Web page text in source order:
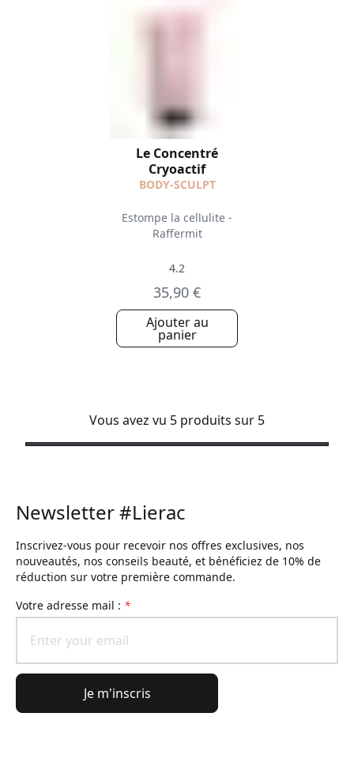
Le Concentré
Cryoactif
BODY-SCULPT
Estompe la cellulite -
Raffermit
4.2
35,90 €
Ajouter au
panier
Vous avez vu 5 produits sur 5
Newsletter #Lierac
Inscrivez-vous pour recevoir nos offres exclusives, nos
nouveautés, nos conseils beauté, et bénéficiez de 10% de
réduction sur votre première commande.
Votre adresse mail : *
Je m'inscris